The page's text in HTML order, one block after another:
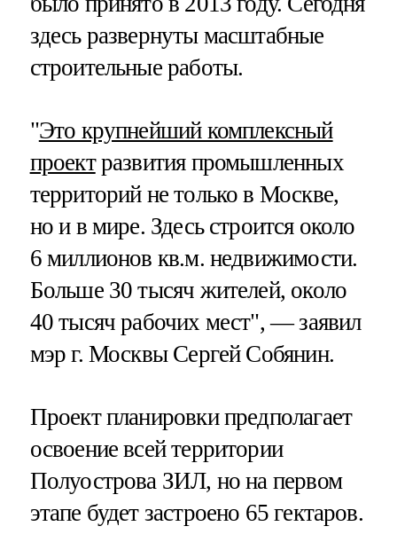
здесь развернуты масштабные
строительные работы.
"Это крупнейший комплексный
проектразвития промышленных
территорий не только в Москве,
но и в мире. Здесь строится около
6 миллионов кв.м. недвижимости.
Больше 30 тысяч жителей, около
40 тысяч рабочих мест", — заявил
мэр г. Москвы Сергей Собянин.
Проект планировки предполагает
освоение всей территории
Полуострова ЗИЛ, но на первом
этапе будет застроено 65 гектаров.